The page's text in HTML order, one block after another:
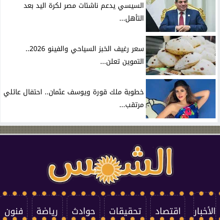
السيسي يدعم ناشئات مصر لكرة اليد بعد
التأهل...
سعر رغيف الخبز السياحي والفينو 2026..
التموين تعلن...
خطوبة ملك قورة ويوسف عثمان.. احتفال عائلي
مرتقب...
الأخبار اقتصاد تحقيقات حوادث رياضة فنون